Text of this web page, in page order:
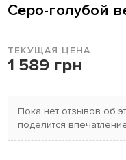
Серо-голубой
ТЕКУЩАЯ ЦЕНА
1 589 грн
Пока нет отзывов об
поделится